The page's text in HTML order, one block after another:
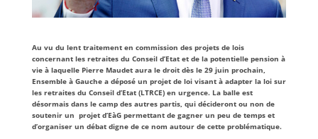
Au vu du lent traitement en commission des projets de lois
concernant les retraites du Conseil d’Etat et de la potentielle pension à
vie à laquelle Pierre Maudet aura le droit dès le 29 juin prochain,
Ensemble à Gauche a déposé un projet de loi visant à adapter la loi sur
les retraites du Conseil d’Etat (LTRCE) en urgence. La balle est
désormais dans le camp des autres partis, qui décideront ou non de
soutenir un projet d’EàG permettant de gagner un peu de temps et
d’organiser un débat digne de ce nom autour de cette problématique.